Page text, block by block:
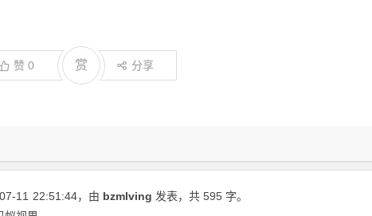
赞 0 赏 分享
11 22:51:44，由 bzmlving 发表，共 595 字。